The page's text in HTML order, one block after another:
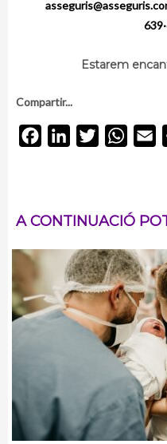
Estarem
Compartir...
FacebookLinkedInTwitter
A CONTINUACIÓ